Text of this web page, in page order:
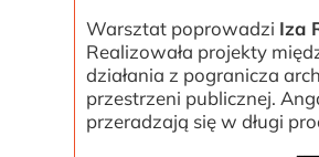
Warsztat poprowadzi Iza
Realizowała projekty
działania z pogranicza
przestrzeni publicznej.
przeradzają się w długi